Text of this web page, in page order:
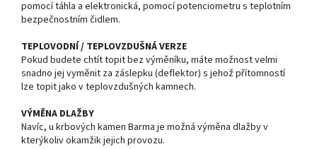
pomocí táhla a elektronická, pomocí potenciometru s teplotním
bezpečnostním čidlem.
TEPLOVODNÍ / TEPLOVZDUŠNÁ VERZE
Pokud budete chtít topit bez výměníku, máte možnost velmi
snadno jej vyměnit za záslepku (deflektor) s jehož přítomností
lze topit jako v teplovzdušných kamnech.
VÝMĚNA DLAŽBY
Navíc, u krbových kamen Barma je možná výměna dlažby v
kterýkoliv okamžik jejich provozu.